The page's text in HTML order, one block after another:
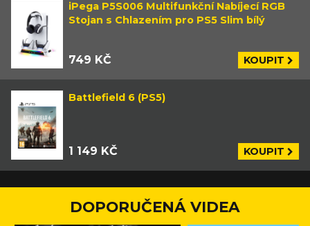
iPega P5S006 Multifunkční Nabíjecí RGB
Stojan s Chlazením pro PS5 Slim bílý
749 KČ KOUPIT
Battlefield 6 (PS5)
1 149 KČ KOUPIT
DOPORUČENÁ VIDEA